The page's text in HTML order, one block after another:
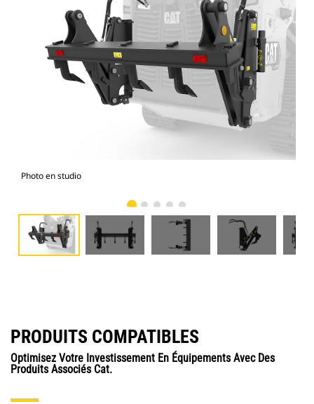
Photo en studio
PRODUITS COMPATIBLES
Optimisez Votre Investissement En Équipements Avec Des
Produits Associés Cat.